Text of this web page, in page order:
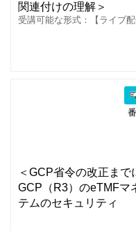
関連付けの理解＞
受講可能な形式：【ライブ
＜GCP省令の改正ま
GCP（R3）のeTMFマ
テムのセキュリティ